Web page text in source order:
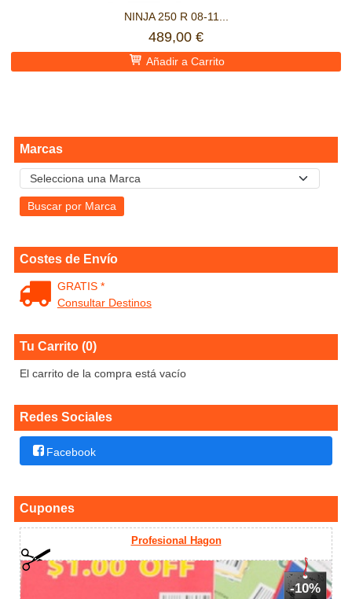
Marcas
Costes de Envío
GRATIS *
Consultar Destinos
Tu Carrito (0)
El carrito de la compra está vacío
Redes Sociales
Facebook
Cupones
Profesional Hagon
-10%
NINJA 250 R 08-11...
489,00 €
Añadir a Carrito